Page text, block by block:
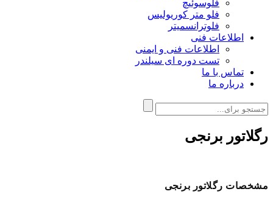
فلوسوئیچ
فلو متر کوریولیس
فلوترانسمیتر
اطلاعات فنی
اطلاعات فنی و ایمنی
تست دوره ای سیلندر
تماس با ما
درباره ما
رگلاتور برنجی
مشخصات رگلاتور برنجی